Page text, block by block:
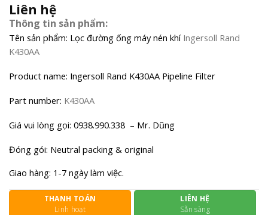
Liên hệ
Thông tin sản phẩm:
Tên sản phẩm: Lọc đường ống máy nén khí Ingersoll Rand
K430AA
Product name: Ingersoll Rand K430AA Pipeline Filter
Part number: K430AA
Giá vui lòng gọi: 0938.990.338 – Mr. Dũng
Đóng gói: Neutral packing & original
Giao hàng: 1-7 ngày làm việc.
THANH TOÁN
Linh hoạt
LIÊN HỆ
Sẵn sàng